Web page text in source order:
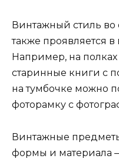
Винтажный стиль во
также проявляется
Например, на
старинные книги с
на тумбочке можно
фоторамку с
Винтажные
формы и материала